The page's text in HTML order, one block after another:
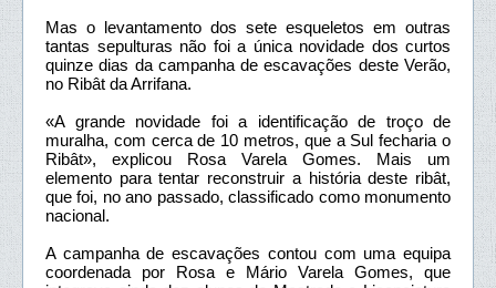
Mas o levantamento dos sete esqueletos em outras
tantas sepulturas não foi a única novidade dos curtos
quinze dias da campanha de escavações deste Verão,
no Ribât da Arrifana.
«A grande novidade foi a identificação de troço de
muralha, com cerca de 10 metros, que a Sul fecharia o
Ribât», explicou Rosa Varela Gomes. Mais um
elemento para tentar reconstruir a história deste ribât,
que foi, no ano passado, classificado como monumento
nacional.
A campanha de escavações contou com uma equipa
coordenada por Rosa e Mário Varela Gomes, que